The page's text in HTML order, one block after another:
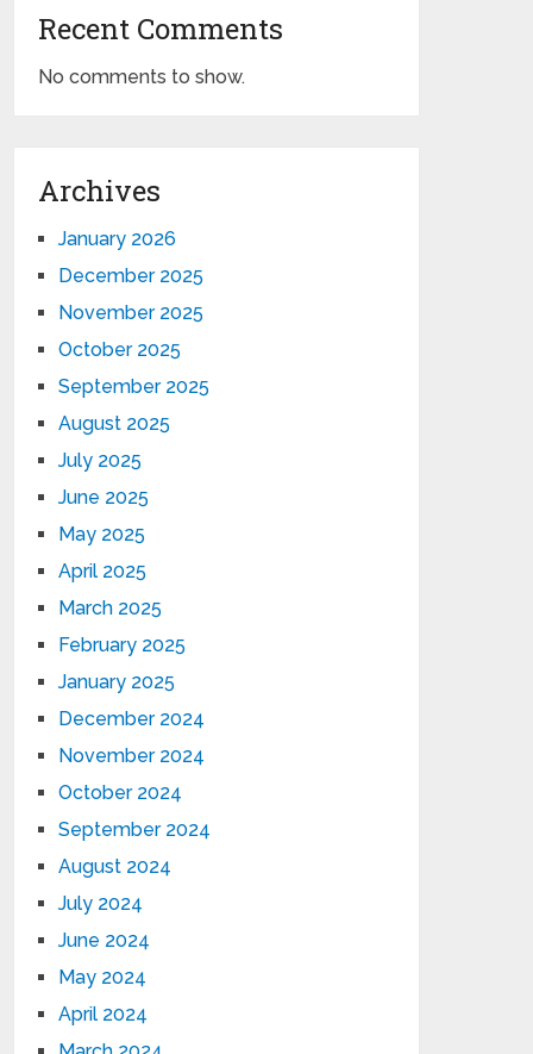
Recent Comments
No comments to show.
Archives
January 2026
December 2025
November 2025
October 2025
September 2025
August 2025
July 2025
June 2025
May 2025
April 2025
March 2025
February 2025
January 2025
December 2024
November 2024
October 2024
September 2024
August 2024
July 2024
June 2024
May 2024
April 2024